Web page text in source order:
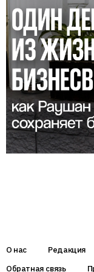
О нас Редакция
Обратная связь